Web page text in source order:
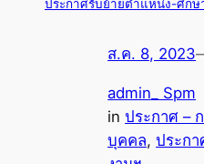
ประกาศรับย้ายตำแหน่ง-ศึก
ส.ค. 8, 2023
admin_ Spm
inประกาศ –
บุคคล, ประก